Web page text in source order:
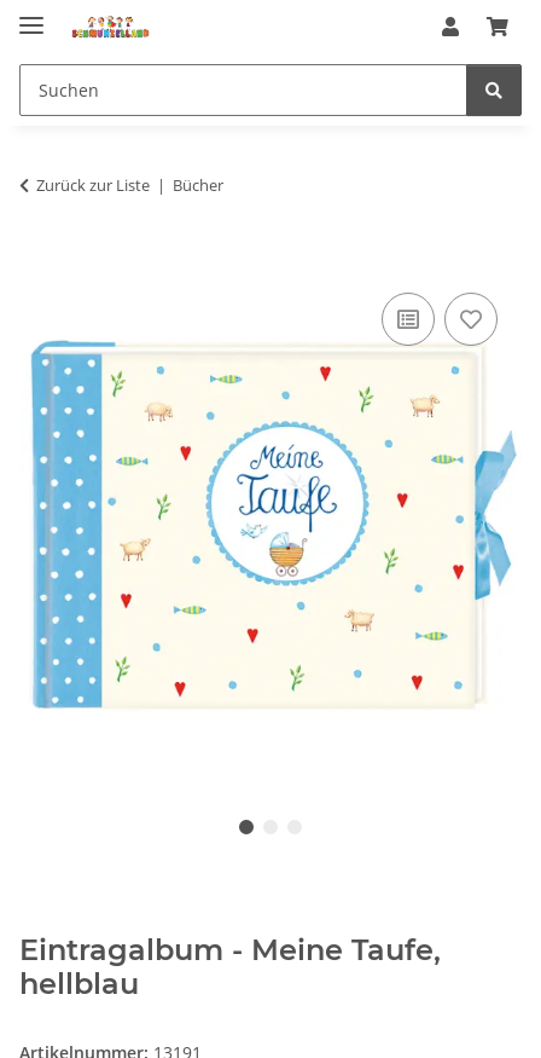
Zurück zur Liste Bücher
Eintragalbum - Meine Taufe,
hellblau
Artikelnummer: 13191